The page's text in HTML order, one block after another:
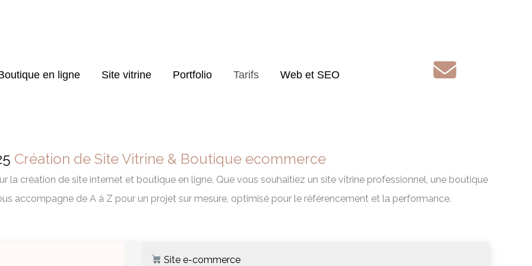
en ligne Site vitrine Portfolio Tarifs Web et SEO
C
c
t
Création de Site Vitrine & Boutique ecommerce
la création de site internet et boutique en ligne. Que vous souhaitiez un site vitrine professionnel, une boutique
accompagne de A à Z pour un projet sur mesure, optimisé pour le référencement et la performance.
Site e-commerce